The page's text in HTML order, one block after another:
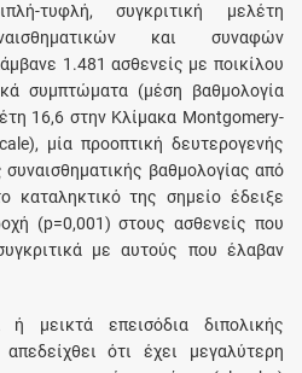
τυφλή, συγκριτική μελέτη
και συναφών
1.481 ασθενείς με ποικίλου
συμπτώματα (μέση βαθμολογία
16,6 στην Κλίμακα Montgomery-
μία προοπτική δευτερογενής
βαθμολογίας από
καταληκτικό της σημείο έδειξε
(p=0,001) στους ασθενείς που
με αυτούς που έλαβαν
μεικτά επεισόδια διπολικής
ότι έχει μεγαλύτερη